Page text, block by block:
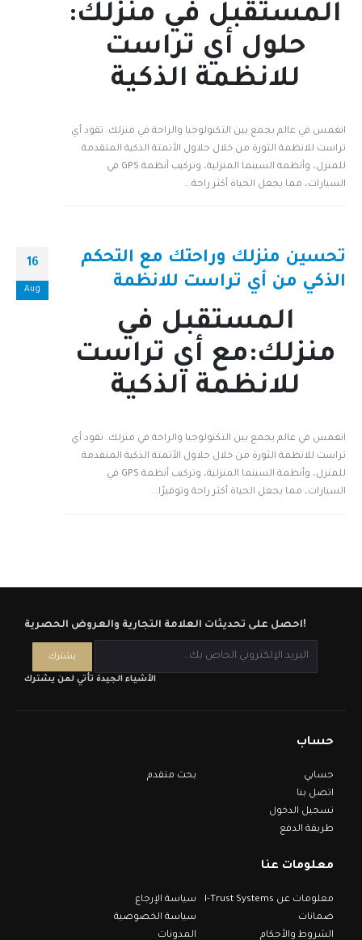
المستقبل في منزلك:
حلول أي تراست
للانظمة الذكية
انغمس في عالم يجمع بين التكنولوجيا والراحة في منزلك. تقود أي
تراست للانظمة الثورة من خلال حلاول الأتمتة الذكية المتقدمة
للمنزل، وأنظمة السينما المنزلية، وتركيب أنظمة GPS في
السيارات، مما يجعل الحياة أكثر راحة...
16
Aug
تحسين منزلك وراحتك مع التحكم
الذكي من أي تراست للانظمة
المستقبل في
منزلك:مع أي تراست
للانظمة الذكية
انغمس في عالم يجمع بين التكنولوجيا والراحة في منزلك. تقود أي
تراست للانظمة الثورة من خلال حلاول الأتمتة الذكية المتقدمة
للمنزل، وأنظمة السينما المنزلية، وتركيب أنظمة GPS في
السيارات، مما يجعل الحياة أكثر راحة وتوفيرًا...
احصل على تحديثات العلامة التجارية والعروض الحصرية!
الأشياء الجيدة تأتي لمن يشترك
حساب
حسابي
اتصل بنا
تسجيل الدخول
طريقة الدفع
بحث متقدم
معلومات عنا
معلومات عن I-Trust Systems
ضمانات
الشروط والأحكام
سياسة الإرجاع
سياسة الخصوصية
المدونات